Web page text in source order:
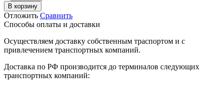
В корзину
Отложить Сравнить
Способы оплаты и доставки
Осуществляем доставку собственным траспортом и с
привлечением транспортных компаний.
Доставка по РФ производится до терминалов следующих
транспортных компаний: